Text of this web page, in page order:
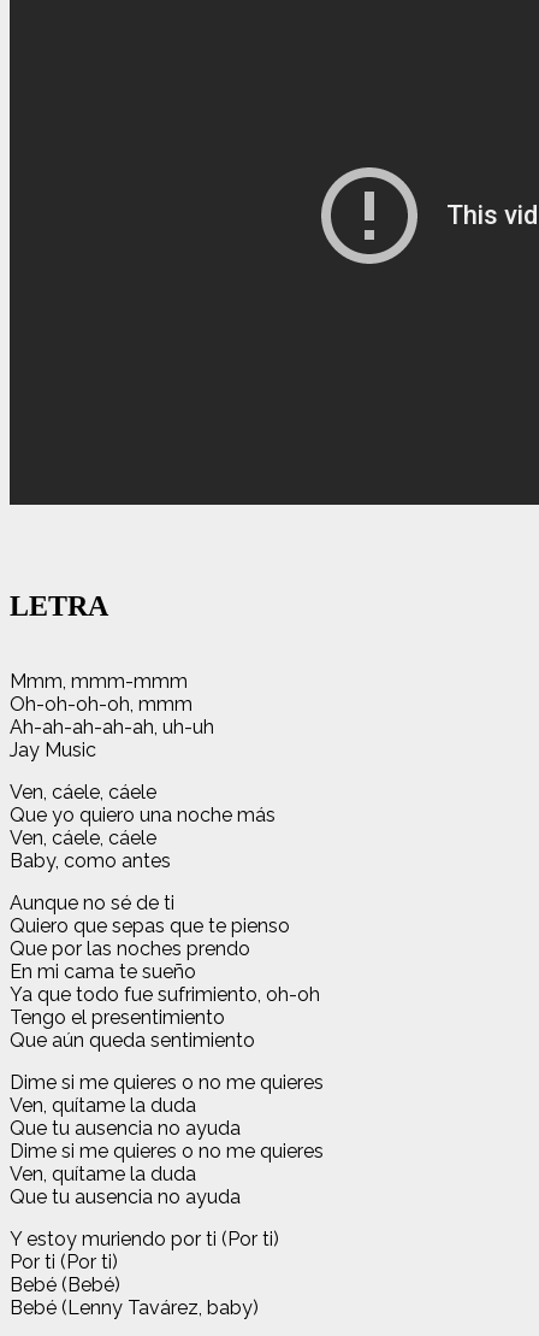
LETRA
Mmm, mmm-mmm
Oh-oh-oh-oh, mmm
Ah-ah-ah-ah-ah, uh-uh
Jay Music
Ven, cáele, cáele
Que yo quiero una noche más
Ven, cáele, cáele
Baby, como antes
Aunque no sé de ti
Quiero que sepas que te pienso
Que por las noches prendo
En mi cama te sueño
Ya que todo fue sufrimiento, oh-oh
Tengo el presentimiento
Que aún queda sentimiento
Dime si me quieres o no me quieres
Ven, quítame la duda
Que tu ausencia no ayuda
Dime si me quieres o no me quieres
Ven, quítame la duda
Que tu ausencia no ayuda
Y estoy muriendo por ti (Por ti)
Por ti (Por ti)
Bebé (Bebé)
Bebé (Lenny Tavárez, baby)